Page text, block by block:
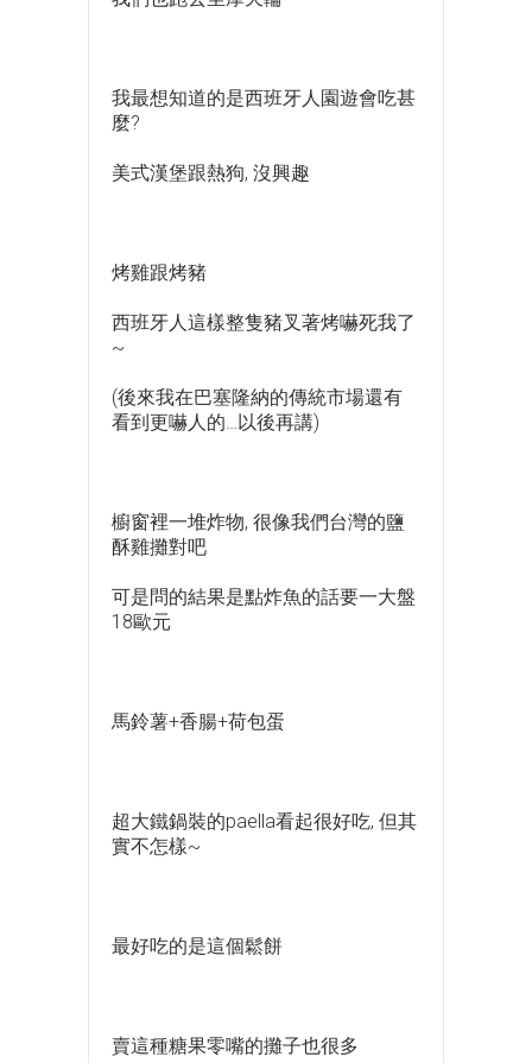
我最想知道的是西班牙人園遊會吃甚
麼?
美式漢堡跟熱狗, 沒興趣
烤雞跟烤豬
西班牙人這樣整隻豬叉著烤嚇死我了
~
(後來我在巴塞隆納的傳統市場還有
看到更嚇人的…以後再講)
櫥窗裡一堆炸物, 很像我們台灣的鹽
酥雞攤對吧
可是問的結果是點炸魚的話要一大盤
18歐元
馬鈴薯+香腸+荷包蛋
超大鐵鍋裝的paella看起很好吃, 但其
實不怎樣~
最好吃的是這個鬆餅
賣這種糖果零嘴的攤子也很多